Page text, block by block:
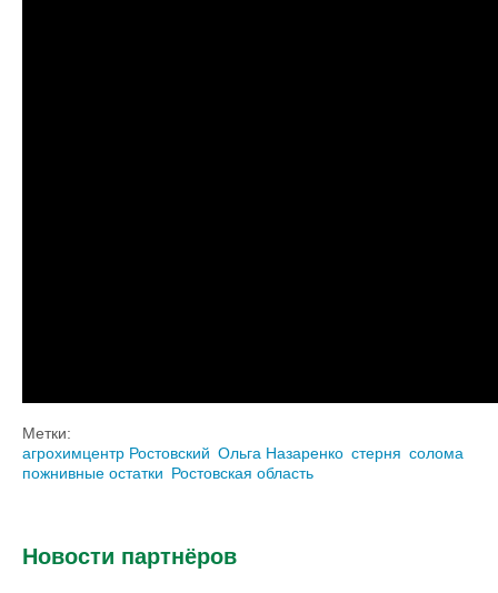
Метки:
агрохимцентр Ростовский Ольга Назаренко стерня солома
пожнивные остатки Ростовская область
Новости партнёров